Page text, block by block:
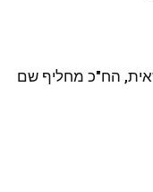
הח"כ מחליף שם